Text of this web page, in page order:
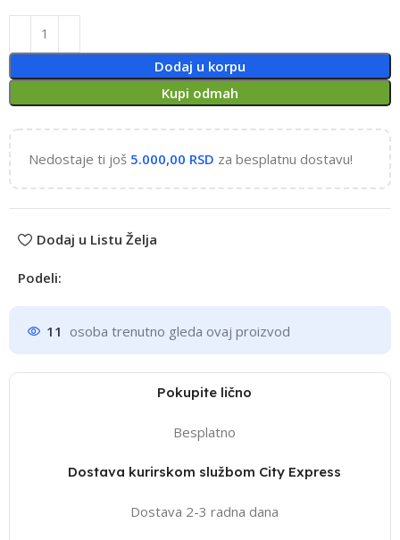
Dodaj u korpu
Kupi odmah
Nedostaje ti još 5.000,00 RSD za besplatnu dostavu!
Dodaj u Listu Želja
Podeli:
11 osoba trenutno gleda ovaj proizvod
Pokupite lično
Besplatno
Dostava kurirskom službom City Express
Dostava 2-3 radna dana